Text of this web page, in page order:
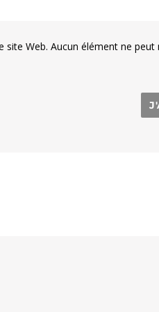
Web. Aucun élément ne peut